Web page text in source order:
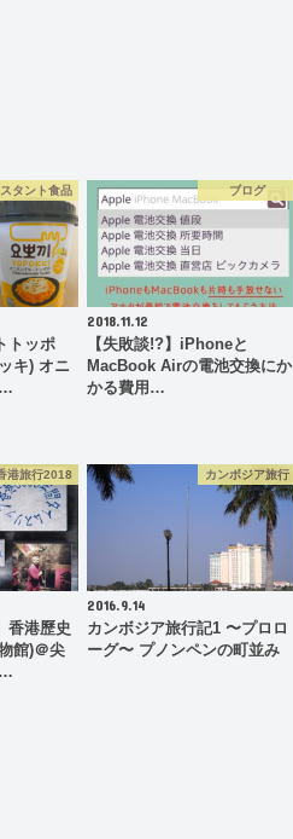
タント食品
トッポ
キ) オニ
…
ブログ
2018.11.12
【失敗談!?】iPhoneと
MacBook Airの電池交換にか
かる費用…
港旅行2018
香港歷史
館)＠尖
…
カンボジア旅行
2016.9.14
カンボジア旅行記1 〜プロロ
ーグ〜 プノンペンの町並み